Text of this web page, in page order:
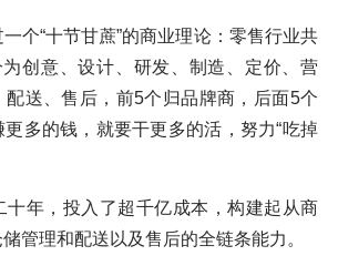
个“十节甘蔗”的商业理论：零售行业共
为创意、设计、研发、制造、定价、营
配送、售后，前5个归品牌商，后面5个
多的钱，就要干更多的活，努力“吃掉
十年，投入了超千亿成本，构建起从商
管理和配送以及售后的全链条能力。